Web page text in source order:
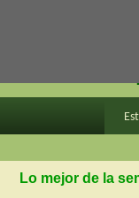
en
Lo mejor de la